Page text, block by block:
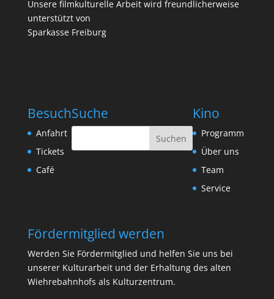
Unsere filmkulturelle Arbeit wird freundlicherweise
unterstützt von
Sparkasse Freiburg
Besuch
Anfahrt
Tickets
Café
Suche Kino
Programm
Über uns
Team
Service
Fördermitglied werden
Werden Sie Fördermitglied und helfen Sie uns bei
unserer Kulturarbeit und der Erhaltung des alten
Wiehrebahnhofs als Kulturzentrum.